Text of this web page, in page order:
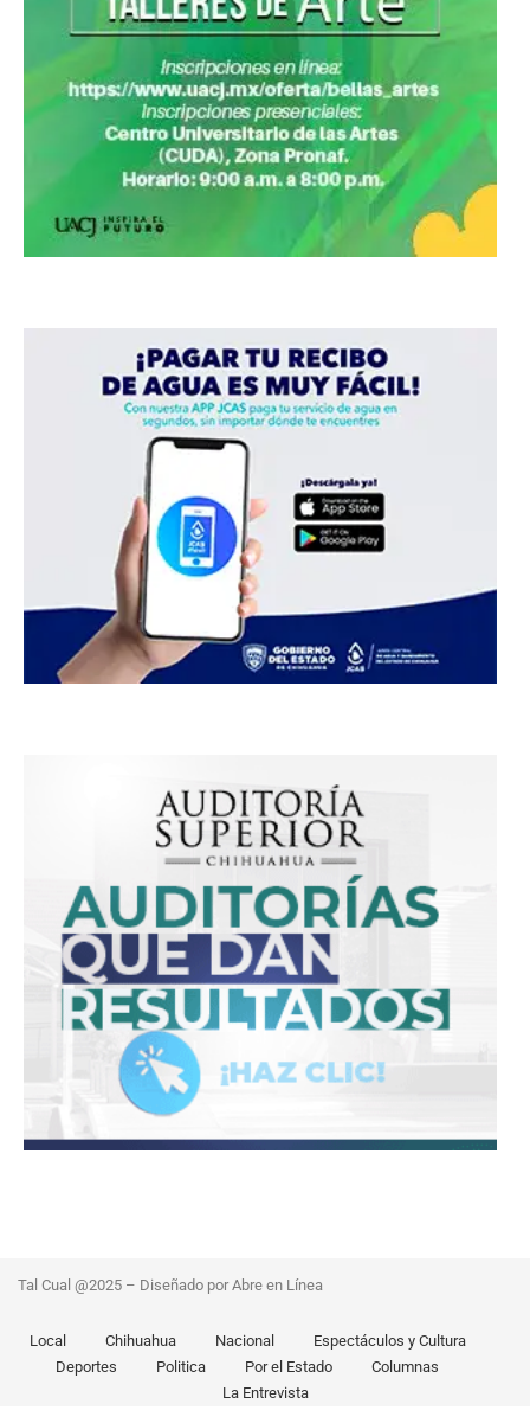
Tal Cual @2025 – Diseñado por Abre en Línea
Local Chihuahua Nacional
Espectáculos y Cultura
Deportes
Politica Por el Estado
Columnas
La Entrevista